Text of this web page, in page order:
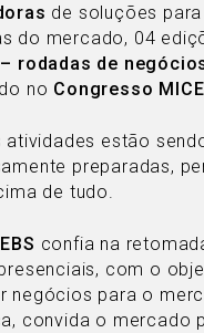
de soluções
do mercado, 04
rodadas de
no Congresso
atividades estão
preparadas,
de tudo.
confia na
com o
negócios para o
convida o mercado